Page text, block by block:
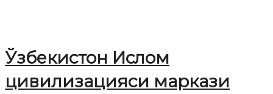
Ўзбекистон Ислом
цивилизацияси маркази